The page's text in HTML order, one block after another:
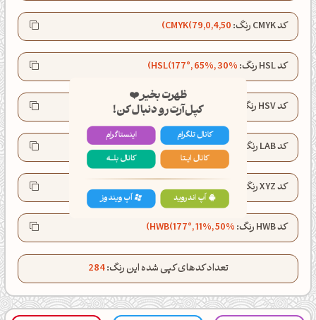
کد CMYK رنگ: CMYK(79,0,4,50)
کد HSL رنگ: HSL(177°, 65%, 30%)
کد HSV رنگ: HSV(177°, 79%, 50%)
کد LAB رنگ: LAB(48.0, -28.3, -5.2)
کد XYZ رنگ: XYZ(11.6, 16.8, 21.0)
کد HWB رنگ: HWB(177°, 11%, 50%)
تعداد کدهای کپی شده این رنگ:284
ظهرت بخیر❤️
کپل‌آرت رو دنبال کن!
کانال تلگرام
اینستاگرام
کانال ایــتا
کانال بلـــه
اَپ اندروید